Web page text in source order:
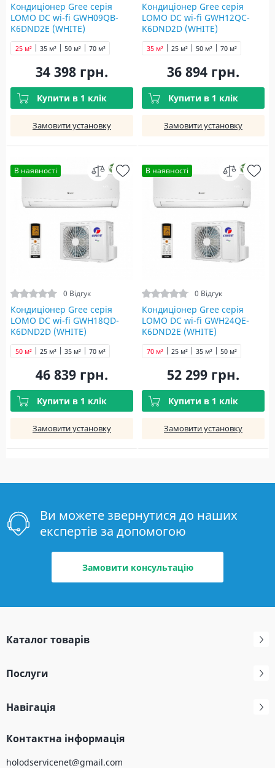
Кондиціонер Gree серія
LOMO DC wi-fi GWH09QB-
K6DND2E (WHITE)
25 м² 35 м² 50 м² 70 м²
34 398 грн.
Купити в 1 клік
Замовити установку
Кондиціонер Gree серія
LOMO DC wi-fi GWH12QC-
K6DND2D (WHITE)
25 м²
35 м² 50 м² 70 м²
36 894 грн.
Купити в 1 клік
Замовити установку
В наявності
0 Відгук
Кондиціонер Gree серія
LOMO DC wi-fi GWH18QD-
K6DND2D (WHITE)
25 м² 35 м²
50 м² 70 м²
46 839 грн.
Купити в 1 клік
Замовити установку
В наявності
0 Відгук
Кондиціонер Gree серія
LOMO DC wi-fi GWH24QE-
K6DND2E (WHITE)
25 м² 35 м² 50 м²
70 м²
52 299 грн.
Купити в 1 клік
Замовити установку
Ви можете звернутися до наших
експертів за допомогою
Замовити консультацію
Каталог товарів
Послуги
Навігація
Контактна інформація
holodservicenet@gmail.com